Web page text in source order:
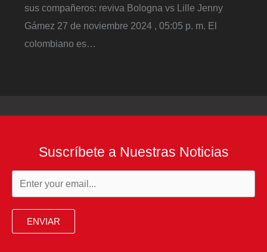
sus compañeros: reviva Bologna vs Lille Jenny
Gámez 27 de noviembre 2024 , 05:05 p. m. El
colombiano es…
Suscríbete a Nuestras Noticias
ENVIAR